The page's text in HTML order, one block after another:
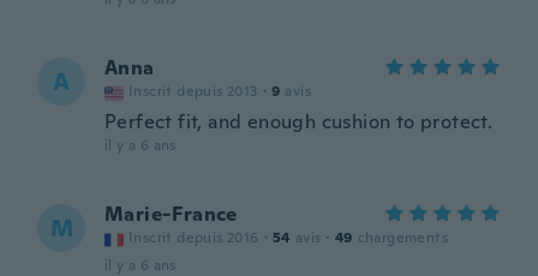
A Anna
Inscrit depuis 2013 · 9 avis
Perfect fit, and enough cushion to protect.
il y a 6 ans
M Marie-France
Inscrit depuis 2016 · 54 avis · 49 chargements
il y a 6 ans